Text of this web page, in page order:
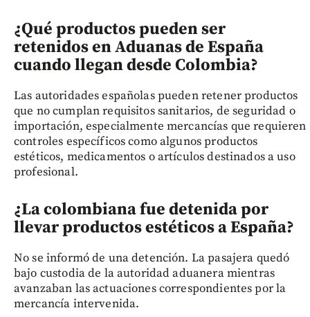
¿Qué productos pueden ser
retenidos en Aduanas de España
cuando llegan desde Colombia?
Las autoridades españolas pueden retener productos
que no cumplan requisitos sanitarios, de seguridad o
importación, especialmente mercancías que requieren
controles específicos como algunos productos
estéticos, medicamentos o artículos destinados a uso
profesional.
¿La colombiana fue detenida por
llevar productos estéticos a España?
No se informó de una detención. La pasajera quedó
bajo custodia de la autoridad aduanera mientras
avanzaban las actuaciones correspondientes por la
mercancía intervenida.